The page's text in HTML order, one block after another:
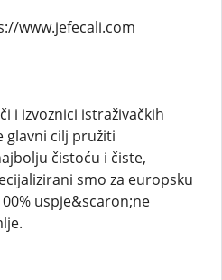
www.jefecali.com
i izvoznici istraživačkih
glavni cilj pružiti
čistoću i čiste,
smo za europsku
uspje&scaron;ne